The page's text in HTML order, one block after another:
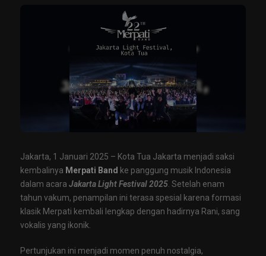
Jakarta, 1 Januari 2025 – Kota Tua Jakarta menjadi saksi
kembalinya Merpati Band ke panggung musik Indonesia
dalam acara Jakarta Light Festival 2025 . Setelah enam
tahun vakum, penampilan ini terasa spesial karena formasi
klasik Merpati kembali lengkap dengan hadirnya Rani, sang
vokalis yang ikonik.
Pertunjukan ini menjadi momen penuh nostalgia,